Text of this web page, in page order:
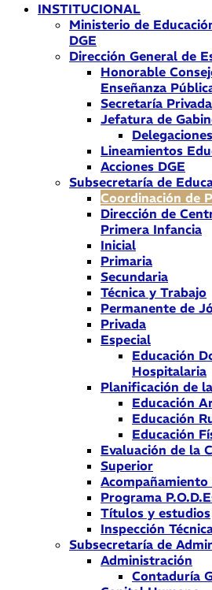
INSTITUCIONAL
Ministerio de
DGE
Dirección General de
Honorable
Enseñanza
Secretaría Privada
Jefatura de
Lineamientos
Acciones DGE
Subsecretaría de
Coordinación de
Dirección de
Primera Infancia
Inicial
Primaria
Secundaria
Técnica y Trabajo
Permanente de
Privada
Especial
Educación
Hospitalaria
Planificación de
Educación
Educación
Educación
Evaluación de la
Superior
Acompañamiento
Programa
Títulos y estudios
Inspección
Subsecretaría de
Administración
Contaduría